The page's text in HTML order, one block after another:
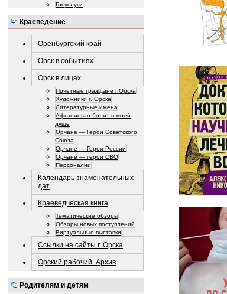
Госуслуги
Краеведение
Оренбургский край
Орск в событиях
Орск в лицах
Почетные граждане г.Орска
Художники г. Орска
Литературные имена
Афганистан болит в моей
душе
Орчане — Герои Советского
Союза
Орчане — Герои России
Орчане — герои СВО
Персоналии
Календарь знаменательных
дат
Краеведческая книга
Тематические обзоры
Обзоры новых поступлений
Виртуальные выставки
Ссылки на сайты г. Орска
Орский рабочий. Архив
Родителям и детям